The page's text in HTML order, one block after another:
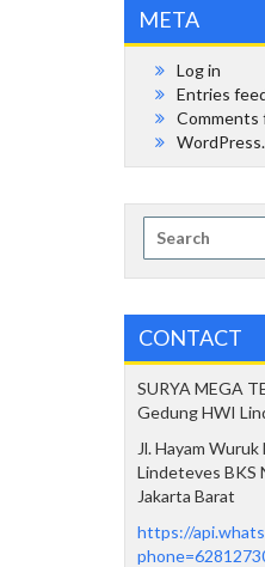
META
Log in
Entries
Comments
for:
CONTACT
SURYA MEGA
Gedung HWI
Jl. Hayam
Lindeteves BKS
Jakarta Barat
https://